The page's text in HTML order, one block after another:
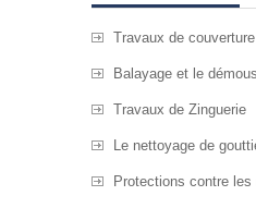
Travaux de couverture
Balayage et le
Travaux de Zinguerie
Le nettoyage de
Protections contre les